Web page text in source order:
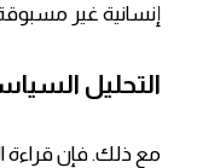
إنسانية غير
التحليل
مع ذلك. فإن قراءة